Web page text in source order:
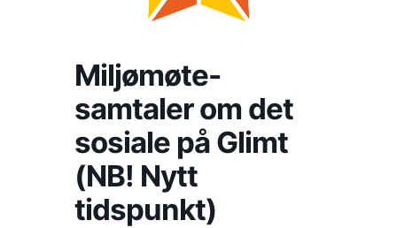
Miljømøte-
samtaler om det
sosiale på Glimt
(NB! Nytt
tidspunkt)